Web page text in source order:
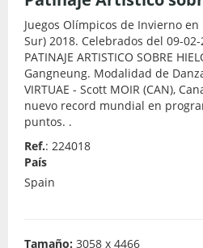
Juegos Olímpicos de Invierno en
Sur) 2018. Celebrados del 09-
PATINAJE ARTISTICO SOBRE
Gangneung. Modalidad de
VIRTUAE - Scott MOIR (CAN),
nuevo record mundial en
puntos. .
Ref.: 224018
País
Spain
Tamaño: 3058 x 4466